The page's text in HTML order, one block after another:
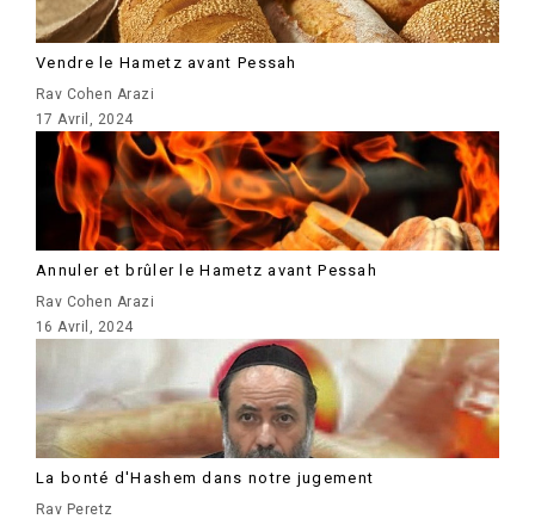
Vendre le Hametz avant Pessah
Rav Cohen Arazi
17 Avril, 2024
Annuler et brûler le Hametz avant Pessah
Rav Cohen Arazi
16 Avril, 2024
La bonté d'Hashem dans notre jugement
Rav Peretz